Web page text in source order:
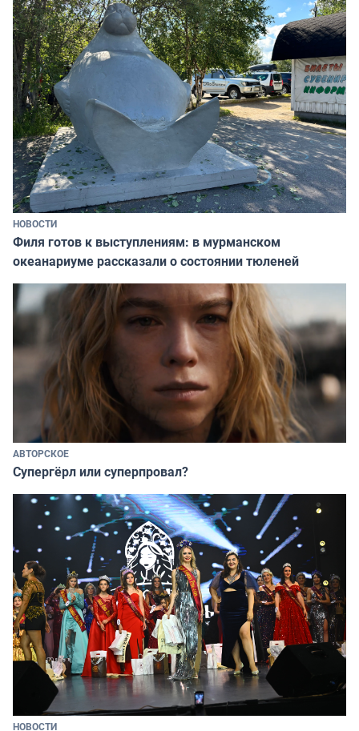
НОВОСТИ
Филя готов к выступлениям: в мурманском
океанариуме рассказали о состоянии тюленей
АВТОРСКОЕ
Супергёрл или суперпровал?
НОВОСТИ